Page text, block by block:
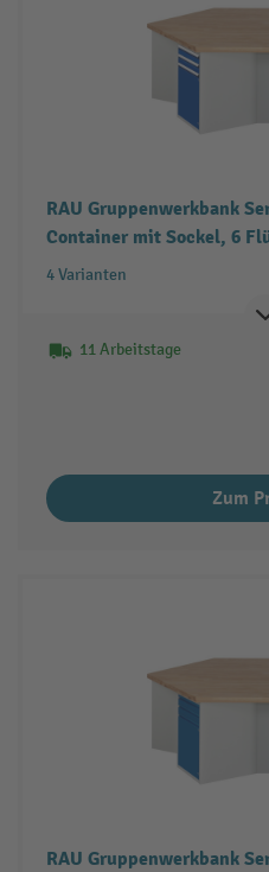
RAU Gruppenwerkbank
Container mit Sockel, 6
4 Varianten
11 Arbeitstage
Zum
RAU Gruppenwerkbank